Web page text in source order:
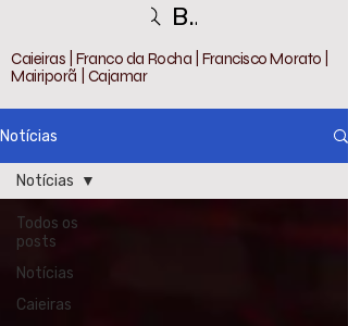
Buscar
Caieiras | Franco da Rocha | Francisco Morato |
Mairiporã | Cajamar
Notícias
Todos os
posts
Notícias
Caieiras
Notícias